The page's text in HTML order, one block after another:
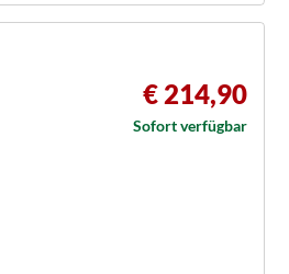
€ 214,90
Sofort verfügbar